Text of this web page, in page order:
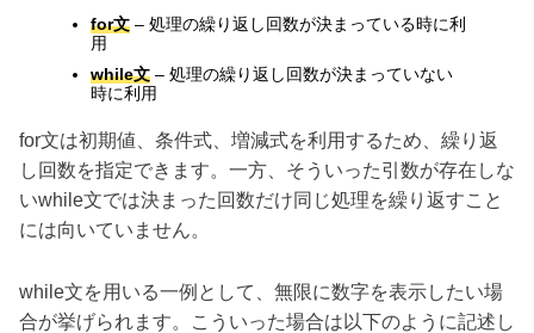
for文 – 処理の繰り返し回数が決まっている時に利
用
while文 – 処理の繰り返し回数が決まっていない
時に利用
for文は初期値、条件式、増減式を利用するため、繰り返
し回数を指定できます。一方、そういった引数が存在しな
いwhile文では決まった回数だけ同じ処理を繰り返すこと
には向いていません。
while文を用いる一例として、無限に数字を表示したい場
合が挙げられます。こういった場合は以下のように記述し